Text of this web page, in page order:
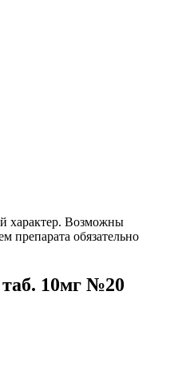
характер. Возможны
препарата обязательно
10мг №20